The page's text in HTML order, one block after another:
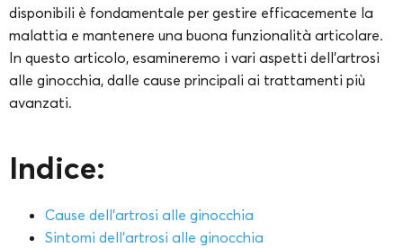
disponibili è fondamentale per gestire efficacemente la
malattia e mantenere una buona funzionalità articolare.
In questo articolo, esamineremo i vari aspetti dell’artrosi
alle ginocchia, dalle cause principali ai trattamenti più
avanzati.
Indice:
Cause dell’artrosi alle ginocchia
Sintomi dell’artrosi alle ginocchia